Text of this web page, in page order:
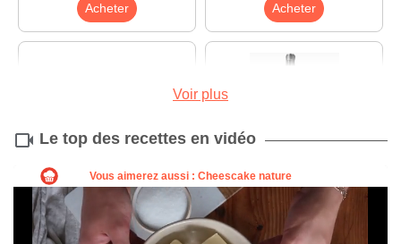
Acheter Acheter
Acheter Acheter
Voir plus
Le top des recettes en vidéo